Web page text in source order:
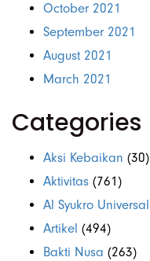
October 2021
September 2021
August 2021
March 2021
Categories
Aksi Kebaikan (30)
Aktivitas (761)
Al Syukro Universal
Artikel (494)
Bakti Nusa (263)